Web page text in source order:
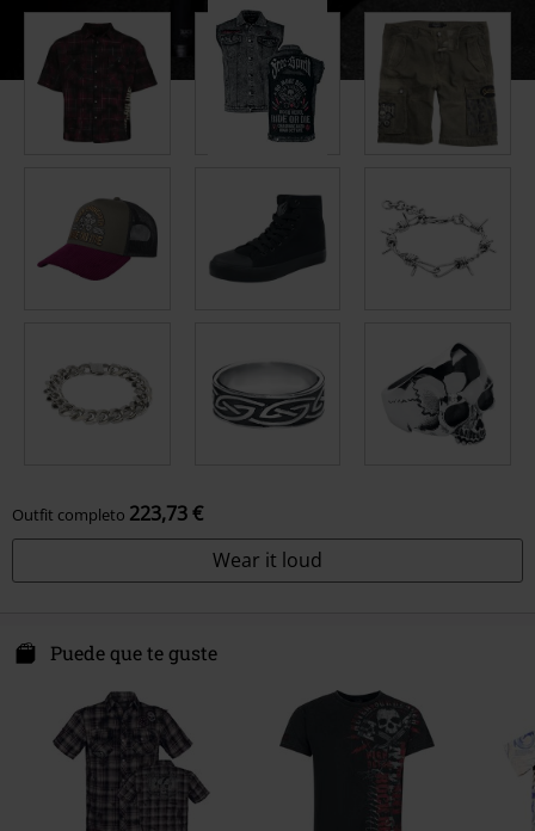
Outfit completo 223,73 €
Wear it loud
Puede que te guste